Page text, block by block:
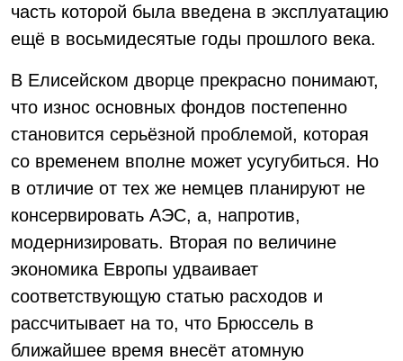
часть которой была введена в эксплуатацию
ещё в восьмидесятые годы прошлого века.
В Елисейском дворце прекрасно понимают,
что износ основных фондов постепенно
становится серьёзной проблемой, которая
со временем вполне может усугубиться. Но
в отличие от тех же немцев планируют не
консервировать АЭС, а, напротив,
модернизировать. Вторая по величине
экономика Европы удваивает
соответствующую статью расходов и
рассчитывает на то, что Брюссель в
ближайшее время внесёт атомную